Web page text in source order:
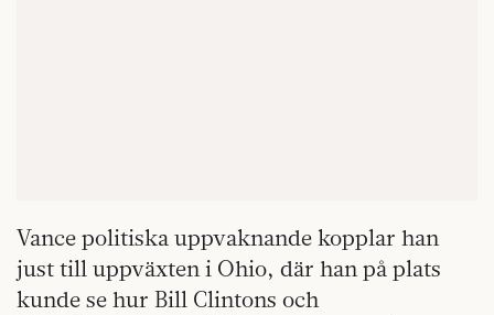
Vance politiska uppvaknande kopplar han
just till uppväxten i Ohio, där han på plats
kunde se hur Bill Clintons och